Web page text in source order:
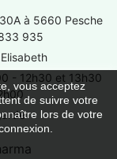
vous acceptez
de suivre votre
lors de votre
à 5660 Pesche
935
- 12h30 et 13h30